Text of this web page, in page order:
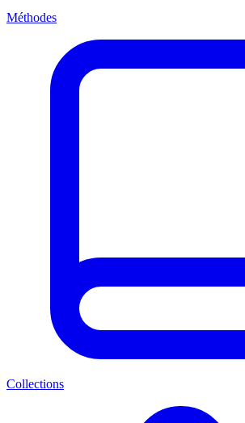
Méthodes
Collections